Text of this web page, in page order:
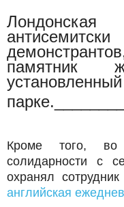
Лондонская
памятник
парке.
Кроме того, во
солидарности с
охранял
английская